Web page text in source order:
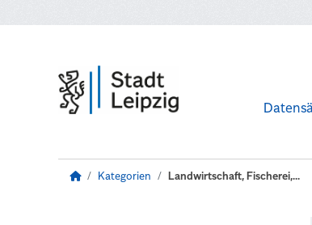
Kategorien Landwirtschaft, Fischerei,...